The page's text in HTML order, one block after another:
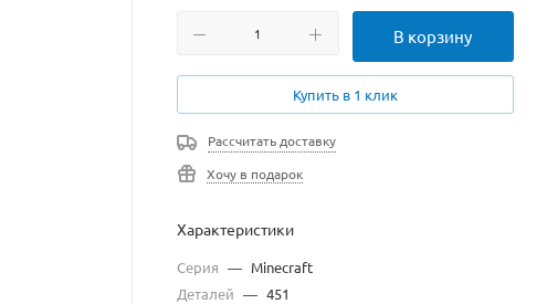
В корзину
Купить в 1 клик
Рассчитать доставку
Хочу в подарок
Характеристики
Серия — Minecraft
Деталей — 451